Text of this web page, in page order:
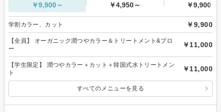
￥9,900～ ￥4,950～ ￥9,900～
学割カラー、カット ￥9,900
【全員】 オーガニック潤つやカラー＆トリートメント&ブロ
ー
￥11,000
【学生限定】 潤つやカラー＋カット＋韓国式水トリートメン
ト
￥11,000
すべてのメニューを見る